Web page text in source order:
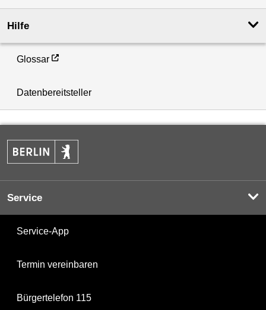
Hilfe
Glossar
Datenbereitsteller
Service
Service-App
Termin vereinbaren
Bürgertelefon 115